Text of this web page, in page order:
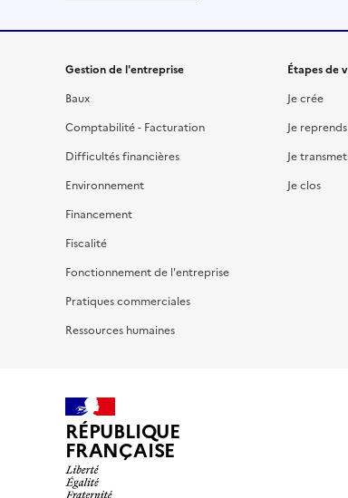
Gestion de l'entreprise
Baux
Comptabilité - Facturation
Difficultés financières
Environnement
Financement
Fiscalité
Fonctionnement de l'entreprise
Pratiques commerciales
Ressources humaines
Étapes de
Je crée
Je reprends
Je
Je clos
RÉPUBLIQUE
FRANÇAISE